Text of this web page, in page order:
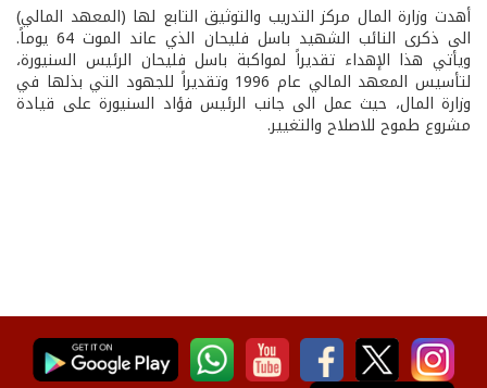
أهدت وزارة المال مركز التدريب والتوثيق التابع لها (المعهد المالي)
الى ذكرى النائب الشهيد باسل فليحان الذي عاند الموت 64 يوماً.
ويأتي هذا الإهداء تقديراً لمواكبة باسل فليحان الرئيس السنيورة،
لتأسيس المعهد المالي عام 1996 وتقديراً للجهود التي بذلها في
وزارة المال، حيث عمل الى جانب الرئيس فؤاد السنيورة على قيادة
مشروع طموح للاصلاح والتغيير.